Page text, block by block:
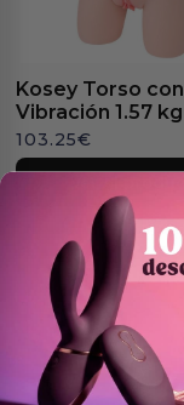
Kosey Torso con
Vibración 1.57 kg
103.25€